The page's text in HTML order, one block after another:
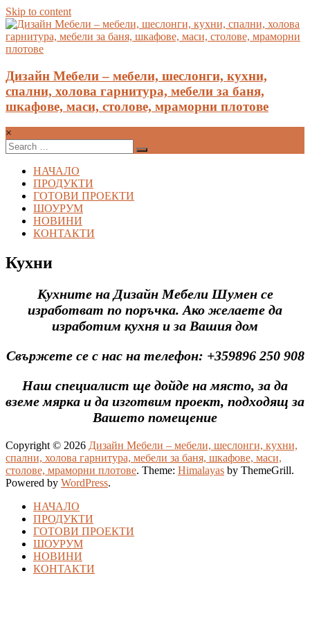
Skip to content
Дизайн Мебели – мебели, шеслонги, кухни,
спални, холова гарнитура, мебели за баня,
шкафове, маси, столове, мраморни плотове
×
НАЧАЛО
ПРОДУКТИ
ГОТОВИ ПРОЕКТИ
ШОУРУМ
НОВИНИ
КОНТАКТИ
Кухни
Кухните на Дизайн Мебели Шумен се
изработват по поръчка. Ако желаете да
изработим кухня и за Вашия дом
Свържете се с нас на телефон: +359896 250 908
Наш специалист ще дойде на място, за да
вземе мярка и да изготвим проект, подходящ за
Вашето помещение
Copyright © 2026 Дизайн Мебели – мебели, шеслонги, кухни,
спални, холова гарнитура, мебели за баня, шкафове, маси,
столове, мраморни плотове. Theme: Himalayas by ThemeGrill.
Powered by WordPress.
НАЧАЛО
ПРОДУКТИ
ГОТОВИ ПРОЕКТИ
ШОУРУМ
НОВИНИ
КОНТАКТИ